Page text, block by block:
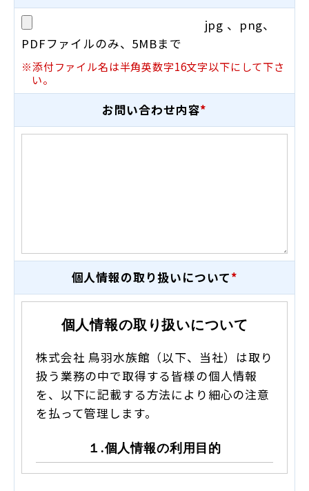
jpg 、png、
PDFファイルのみ、5MBまで
※添付ファイル名は半角英数字16文字以下にして下さ
い。
お問い合わせ内容*
個人情報の取り扱いについて*
個人情報の取り扱いについて
株式会社 鳥羽水族館（以下、当社）は取り
扱う業務の中で取得する皆様の個人情報
を、以下に記載する方法により細心の注意
を払って管理します。
１.個人情報の利用目的